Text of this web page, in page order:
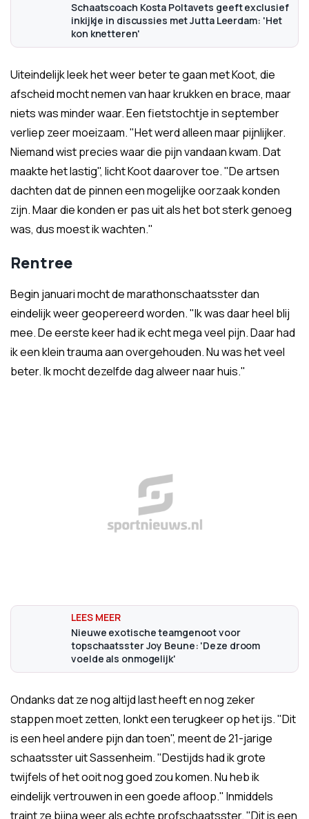
Schaatscoach Kosta Poltavets geeft exclusief
inkijkje in discussies met Jutta Leerdam: 'Het
kon knetteren'
Uiteindelijk leek het weer beter te gaan met Koot, die
afscheid mocht nemen van haar krukken en brace, maar
niets was minder waar. Een fietstochtje in september
verliep zeer moeizaam. "Het werd alleen maar pijnlijker.
Niemand wist precies waar die pijn vandaan kwam. Dat
maakte het lastig", licht Koot daarover toe. "De artsen
dachten dat de pinnen een mogelijke oorzaak konden
zijn. Maar die konden er pas uit als het bot sterk genoeg
was, dus moest ik wachten."
Rentree
Begin januari mocht de marathonschaatsster dan
eindelijk weer geopereerd worden. "Ik was daar heel blij
mee. De eerste keer had ik echt mega veel pijn. Daar had
ik een klein trauma aan overgehouden. Nu was het veel
beter. Ik mocht dezelfde dag alweer naar huis."
Nieuwe exotische teamgenoot voor
topschaatsster Joy Beune: 'Deze droom
voelde als onmogelijk'
Ondanks dat ze nog altijd last heeft en nog zeker
stappen moet zetten, lonkt een terugkeer op het ijs. "Dit
is een heel andere pijn dan toen", meent de 21-jarige
schaatsster uit Sassenheim. "Destijds had ik grote
twijfels of het ooit nog goed zou komen. Nu heb ik
eindelijk vertrouwen in een goede afloop." Inmiddels
traint ze bijna weer als echte profschaatsster. "Dit is een